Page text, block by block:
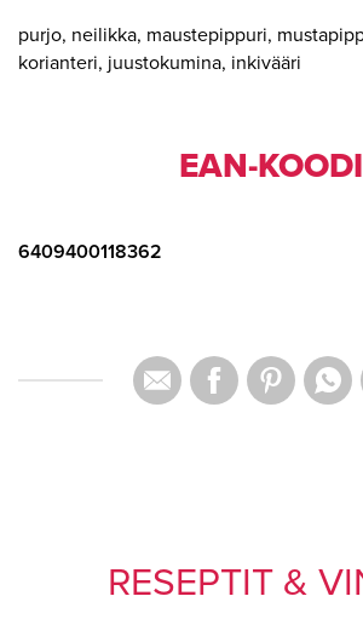
purjo, neilikka, maustepippuri,
korianteri, juustokumina, inkivääri
EAN-KOODI
6409400118362
RESEPTIT &